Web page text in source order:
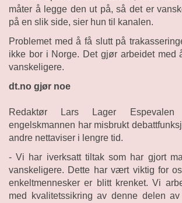
måter å legge den ut på, så det er
på en slik side, sier hun til kanalen.
Problemet med å få slutt på
ikke bor i Norge. Det gjør arbeidet med
vanskeligere.
dt.no gjør noe
Redaktør Lars Lager
engelskmannen har misbrukt
andre nettaviser i lengre tid.
- Vi har iverksatt tiltak som har gjort
vanskeligere. Dette har vært viktig for
enkeltmennesker er blitt krenket. Vi
med kvalitetssikring av denne delen